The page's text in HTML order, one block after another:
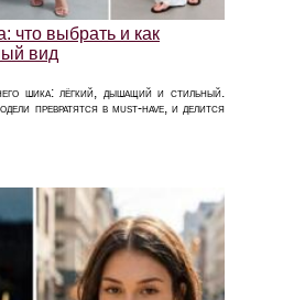
что выбрать и как
вид
шика: лёгкий, дышащий и стильный.
превратятся в must‑have, и делится